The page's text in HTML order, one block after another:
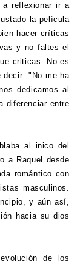
reflexionar ir a
la película
hacer críticas
y no faltes el
criticas. No es
decir: "No me ha
dedicamos al
diferenciar entre
al inico del
a Raquel desde
romántico con
masculinos.
y aún así,
hacia su dios
de los